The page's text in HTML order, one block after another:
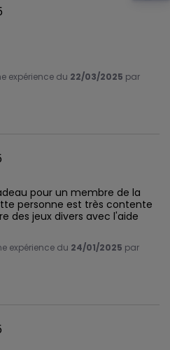
expérience du 22/03/2025 par
pour un membre de la
personne est très contente
des jeux divers avec l'aide
expérience du 24/01/2025 par